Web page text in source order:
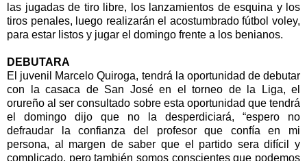
las jugadas de tiro libre, los lanzamientos de esquina y los
tiros penales, luego realizarán el acostumbrado fútbol voley,
para estar listos y jugar el domingo frente a los benianos.
DEBUTARA
El juvenil Marcelo Quiroga, tendrá la oportunidad de debutar
con la casaca de San José en el torneo de la Liga, el
orureño al ser consultado sobre esta oportunidad que tendrá
el domingo dijo que no la desperdiciará, “espero no
defraudar la confianza del profesor que confía en mi
persona, al margen de saber que el partido sera difícil y
complicado, pero también somos conscientes que podemos